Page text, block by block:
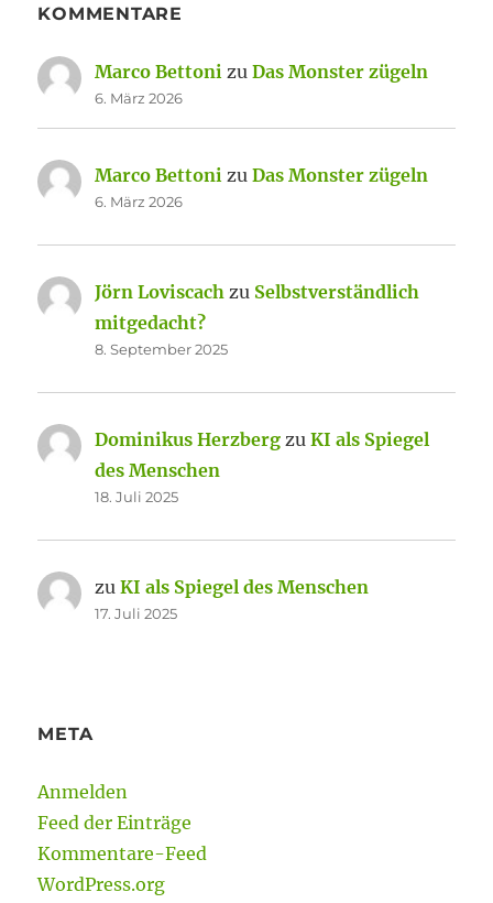
KOMMENTARE
Marco Bettoni zuDas Monster zügeln
6. März 2026
Marco Bettoni zuDas Monster zügeln
6. März 2026
Jörn Loviscach zu Selbstverständlich
mitgedacht?
8. September 2025
Dominikus Herzberg zuKI als Spiegel
des Menschen
18. Juli 2025
zuKI als Spiegel des Menschen
17. Juli 2025
META
Anmelden
Feed der Einträge
Kommentare-Feed
WordPress.org